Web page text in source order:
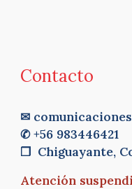
Contacto
✉
✆ +56 983446421
❐ Chiguayante,
Atención